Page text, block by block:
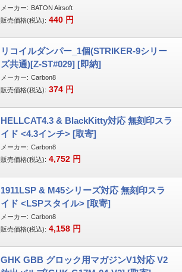
メーカー: BATON Airsoft
販売価格(税込): 440 円
リコイルダンパー_1個(STRIKER-9シリー
ズ共通)[Z-ST#029] [即納]
メーカー: Carbon8
販売価格(税込): 374 円
HELLCAT4.3 & BlackKitty対応 無刻印スラ
イド <4.3インチ> [取寄]
メーカー: Carbon8
販売価格(税込): 4,752 円
1911LSP & M45シリーズ対応 無刻印スラ
イド <LSPスタイル> [取寄]
メーカー: Carbon8
販売価格(税込): 4,158 円
GHK GBB グロック用マガジンV1対応 V2